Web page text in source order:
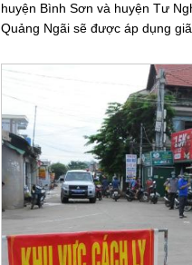
huyện Bình Sơn và huyện Tư
Quảng Ngãi sẽ được áp dụng